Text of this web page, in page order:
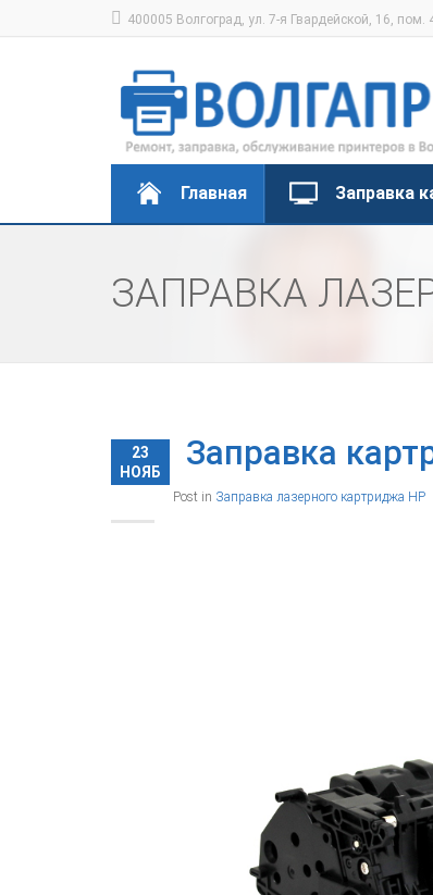
400005 Волгоград, ул. 7-я Гвардейской, 16, пом.
Главная Заправка
ЗАПРАВКА
23
НОЯБ
Заправка
Post in Заправка лазерного картриджа HP